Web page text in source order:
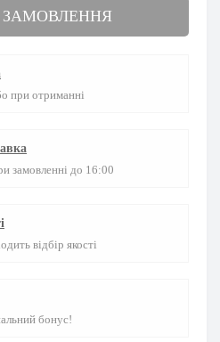
при отриманні
замовленні до 16:00
відбір якості
бонус!